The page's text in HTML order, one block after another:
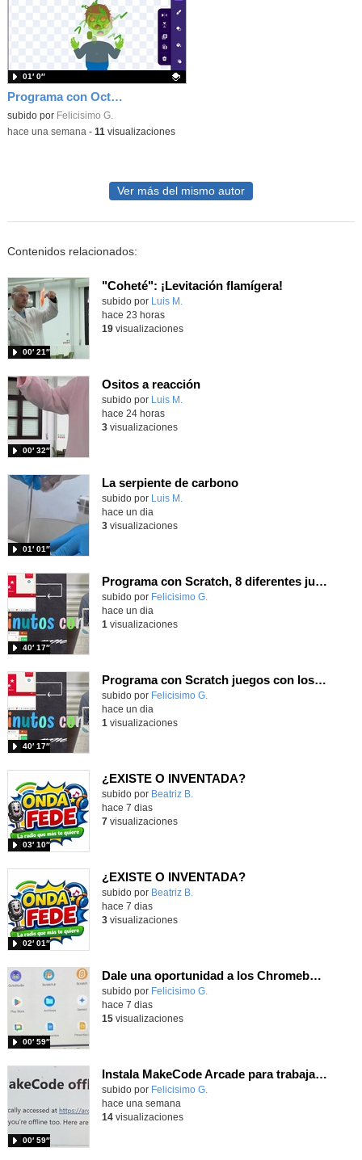
Programa con OctoStudio, un juego homenajeando al House of the dead con Zombies
Contenido educativo.
subido por Felicisimo G.
01′ 0″
-hace una semana - 11 visualizaciones
Ver más del mismo autor
Contenidos relacionados:
"Coheté": ¡Levitación flamígera!
Contenido educativo.
subido por Luis M.
00′ 21″
hace 23 horas
19visualizaciones
Ositos a reacción
Contenido educativo.
subido por Luis M.
00′ 32″
hace 24 horas
3visualizaciones
La serpiente de carbono
Contenido educativo.
subido por Luis M.
01′ 01″
hace un dia
3visualizaciones
Programa con Scratch, 8 diferentes juegos para vivir la emoción de los partidos de España en el mundial 2026
Contenido educativo.
subido por Felicisimo G.
40′ 17″
hace un dia
1 visualizaciones
Programa con Scratch juegos con los partidos del mundial 2026 ganados por España
Contenido educativo.
subido por Felicisimo G.
40′ 17″
hace un dia
1 visualizaciones
¿EXISTE O INVENTADA?
Contenido educativo.
subido por Beatriz B.
03′ 10″
hace 7 dias
7visualizaciones
¿EXISTE O INVENTADA?
Contenido educativo.
subido por Beatriz B.
02′ 01″
hace 7 dias
3visualizaciones
Dale una oportunidad a los Chromebooks y utiliza un proyector para realizar talleres si no tienes pantallas táctiles
Contenido educativo.
subido por Felicisimo G.
00′ 59″
hace 7 dias
15visualizaciones
Instala MakeCode Arcade para trabajar offline en tu tablet, ordenador, Chromebook
Contenido educativo.
subido por Felicisimo G.
00′ 59″
hace una semana
14visualizaciones